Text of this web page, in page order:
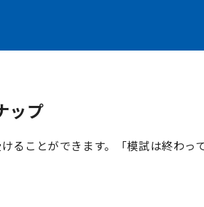
ップ
ることができます。「模試は終わっ